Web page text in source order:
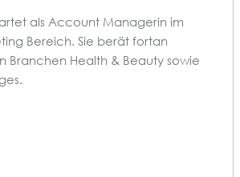
als Account Managerin im
Bereich. Sie berät fortan
Branchen Health & Beauty sowie